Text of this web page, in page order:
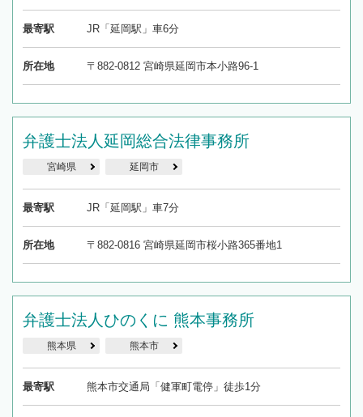
最寄駅 JR「延岡駅」車6分
所在地 〒882-0812 宮崎県延岡市本小路96-1
弁護士法人延岡総合法律事務所
宮崎県 延岡市
最寄駅 JR「延岡駅」車7分
所在地 〒882-0816 宮崎県延岡市桜小路365番地1
弁護士法人ひのくに 熊本事務所
熊本県 熊本市
最寄駅 熊本市交通局「健軍町電停」徒歩1分